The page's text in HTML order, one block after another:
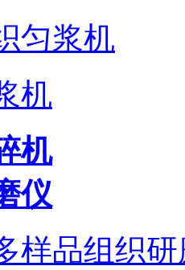
匀浆机
机
机
仪
样品组织